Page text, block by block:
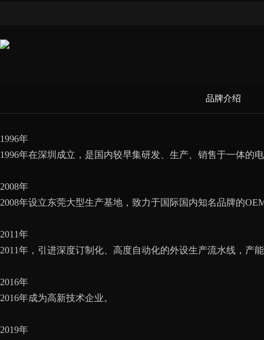
品牌介绍
1996年
1996年在深圳成立，是国内较早集研发、生产、销售于一体
2008年
2008年设立东莞大型生产基地，致力于国际国内知名品牌的
2011年
2011年，引进深度订制化、高度自动化的外设生产流水线，产
2016年
2016年成为高新技术企业。
2019年